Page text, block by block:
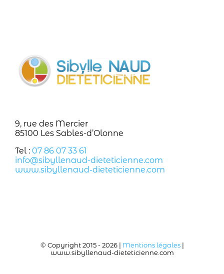
9, rue des Mercier
85100 Les Sables-d’Olonne
Tel :
07 86 07 33 61
info@sibyllenaud-dieteticienne.com
www.sibyllenaud-dieteticienne.com
www.sibyllenaud-dieteticienne.com